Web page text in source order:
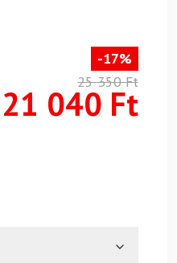
-17%
25 350 Ft
21 040 Ft